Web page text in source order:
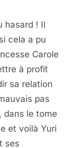
hasard ! Il
cela a pu
Carole
à profit
sa relation
pas
dans le tome
et voilà Yuri
ses